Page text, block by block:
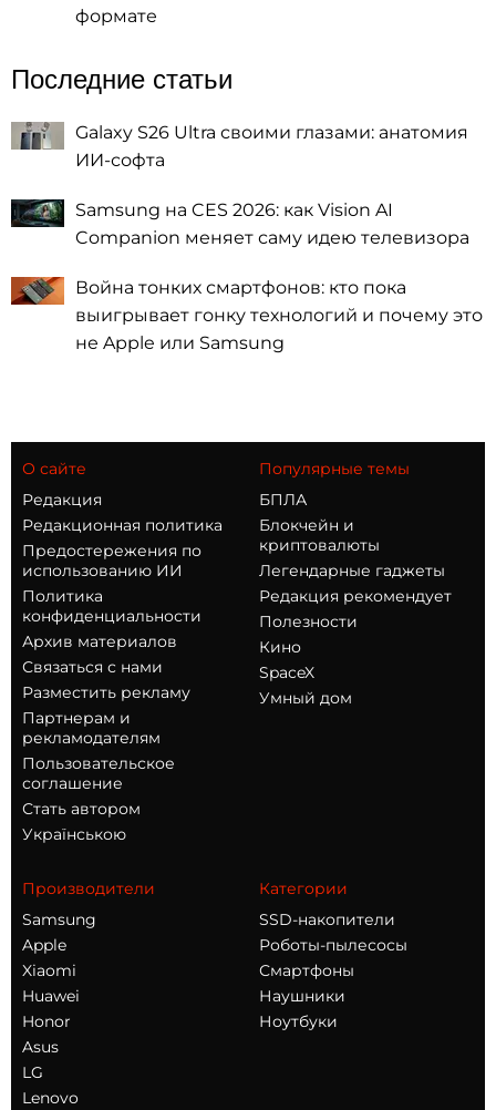
формате
Последние статьи
Galaxy S26 Ultra своими глазами: анатомия
ИИ-софта
Samsung на CES 2026: как Vision AI
Companion меняет саму идею телевизора
Война тонких смартфонов: кто пока
выигрывает гонку технологий и почему это
не Apple или Samsung
О сайте
Редакция
Редакционная политика
Предостережения по
использованию ИИ
Политика
конфиденциальности
Архив материалов
Связаться с нами
Разместить рекламу
Партнерам и
рекламодателям
Пользовательское
соглашение
Стать автором
Українською
Популярные темы
БПЛА
Блокчейн и
криптовалюты
Легендарные гаджеты
Редакция рекомендует
Полезности
Кино
SpaceX
Умный дом
Производители
Samsung
Apple
Xiaomi
Huawei
Honor
Asus
LG
Lenovo
Категории
SSD-накопители
Роботы-пылесосы
Смартфоны
Наушники
Ноутбуки